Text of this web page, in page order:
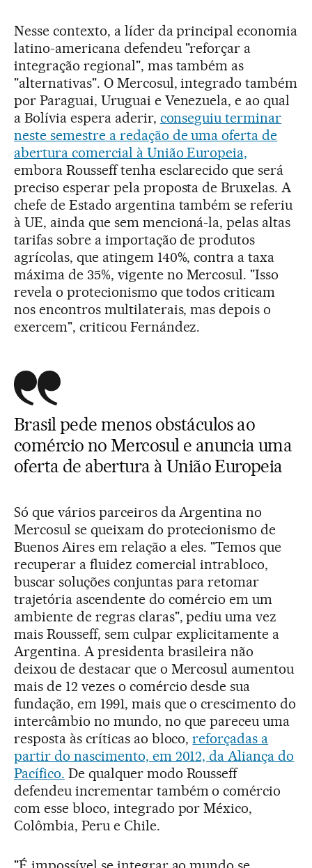
Nesse contexto, a líder da principal economia
latino-americana defendeu "reforçar a
integração regional", mas também as
"alternativas". O Mercosul, integrado também
por Paraguai, Uruguai e Venezuela, e ao qual
a Bolívia espera aderir, conseguiu terminar
neste semestre a redação de uma oferta de
abertura comercial à União Europeia,
embora Rousseff tenha esclarecido que será
preciso esperar pela proposta de Bruxelas. A
chefe de Estado argentina também se referiu
à UE, ainda que sem mencioná-la, pelas altas
tarifas sobre a importação de produtos
agrícolas, que atingem 140%, contra a taxa
máxima de 35%, vigente no Mercosul. "Isso
revela o protecionismo que todos criticam
nos encontros multilaterais, mas depois o
exercem", criticou Fernández.
Brasil pede menos obstáculos ao
comércio no Mercosul e anuncia uma
oferta de abertura à União Europeia
Só que vários parceiros da Argentina no
Mercosul se queixam do protecionismo de
Buenos Aires em relação a eles. "Temos que
recuperar a fluidez comercial intrabloco,
buscar soluções conjuntas para retomar
trajetória ascendente do comércio em um
ambiente de regras claras", pediu uma vez
mais Rousseff, sem culpar explicitamente a
Argentina. A presidenta brasileira não
deixou de destacar que o Mercosul aumentou
mais de 12 vezes o comércio desde sua
fundação, em 1991, mais que o crescimento do
intercâmbio no mundo, no que pareceu uma
resposta às críticas ao bloco,reforçadas a
partir do nascimento, em 2012, da Aliança do
Pacífico. De qualquer modo Rousseff
defendeu incrementar também o comércio
com esse bloco, integrado por México,
Colômbia, Peru e Chile.